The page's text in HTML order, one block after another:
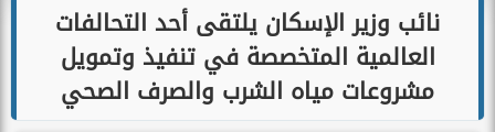
نائب وزير الإسكان يلتقى أحد التحالفات
العالمية المتخصصة في تنفيذ وتمويل
مشروعات مياه الشرب والصرف الصحي